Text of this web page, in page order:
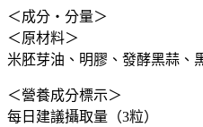
理
血
液
節
血
＜成分・分量＞
＜原材料＞
米胚芽油、明膠、發酵黑蒜、
＜營養成分標示＞
每日建議攝取量（3粒）